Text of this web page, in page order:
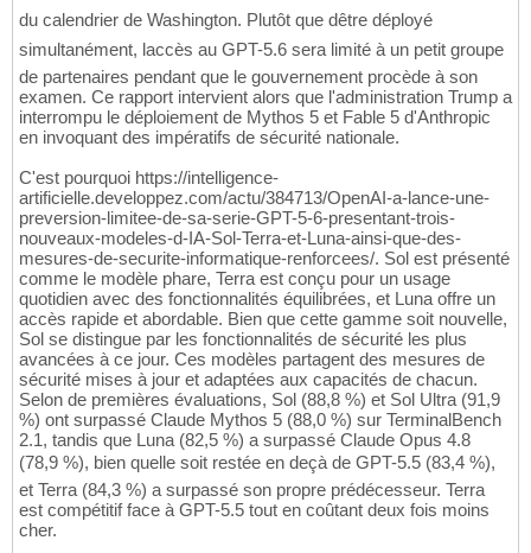
du calendrier de Washington. Plutôt que dêtre déployé
simultanément, laccès au GPT-5.6 sera limité à un petit groupe
de partenaires pendant que le gouvernement procède à son
examen. Ce rapport intervient alors que l'administration Trump a
interrompu le déploiement de Mythos 5 et Fable 5 d'Anthropic
en invoquant des impératifs de sécurité nationale.
C'est pourquoi https://intelligence-
artificielle.developpez.com/actu/384713/OpenAI-a-lance-une-
preversion-limitee-de-sa-serie-GPT-5-6-presentant-trois-
nouveaux-modeles-d-IA-Sol-Terra-et-Luna-ainsi-que-des-
mesures-de-securite-informatique-renforcees/. Sol est présenté
comme le modèle phare, Terra est conçu pour un usage
quotidien avec des fonctionnalités équilibrées, et Luna offre un
accès rapide et abordable. Bien que cette gamme soit nouvelle,
Sol se distingue par les fonctionnalités de sécurité les plus
avancées à ce jour. Ces modèles partagent des mesures de
sécurité mises à jour et adaptées aux capacités de chacun.
Selon de premières évaluations, Sol (88,8 %) et Sol Ultra (91,9
%) ont surpassé Claude Mythos 5 (88,0 %) sur TerminalBench
2.1, tandis que Luna (82,5 %) a surpassé Claude Opus 4.8
(78,9 %), bien quelle soit restée en deçà de GPT-5.5 (83,4 %),
et Terra (84,3 %) a surpassé son propre prédécesseur. Terra
est compétitif face à GPT-5.5 tout en coûtant deux fois moins
cher.